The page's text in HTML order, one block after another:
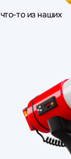
что-то из наших